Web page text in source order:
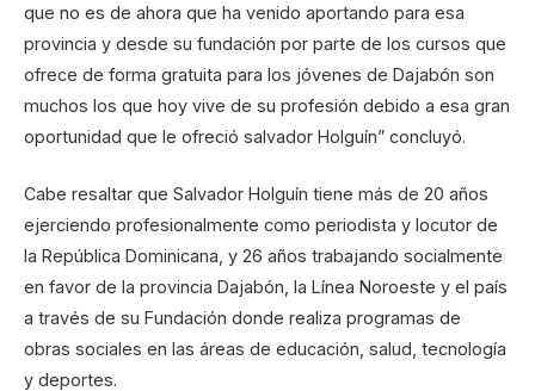
que no es de ahora que ha venido aportando para esa
provincia y desde su fundación por parte de los cursos que
ofrece de forma gratuita para los jóvenes de Dajabón son
muchos los que hoy vive de su profesión debido a esa gran
oportunidad que le ofreció salvador Holguín” concluyó.
Cabe resaltar que Salvador Holguín tiene más de 20 años
ejerciendo profesionalmente como periodista y locutor de
la República Dominicana, y 26 años trabajando socialmente
en favor de la provincia Dajabón, la Línea Noroeste y el país
a través de su Fundación donde realiza programas de
obras sociales en las áreas de educación, salud, tecnología
y deportes.